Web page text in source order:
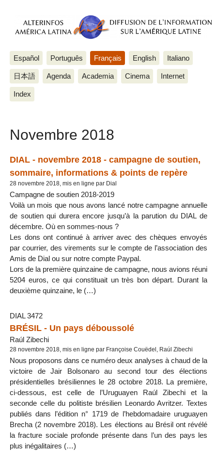
Español Português Français English Italiano
日本語 Agenda Academia Cinema Internet
Index
Novembre 2018
DIAL - novembre 2018 - campagne de soutien,
sommaire, informations & points de repère
28 novembre 2018, mis en ligne par Dial
Campagne de soutien 2018-2019
Voilà un mois que nous avons lancé notre campagne annuelle
de soutien qui durera encore jusqu’à la parution du DIAL de
décembre. Où en sommes-nous ?
Les dons ont continué à arriver avec des chèques envoyés
par courrier, des virements sur le compte de l’association des
Amis de Dial ou sur notre compte Paypal.
Lors de la première quinzaine de campagne, nous avions réuni
5204 euros, ce qui constituait un très bon départ. Durant la
deuxième quinzaine, le (…)
DIAL 3472
BRÉSIL - Un pays déboussolé
Raúl Zibechi
28 novembre 2018, mis en ligne par Françoise Couëdel, Raúl Zibechi
Nous proposons dans ce numéro deux analyses à chaud de la
victoire de Jair Bolsonaro au second tour des élections
présidentielles brésiliennes le 28 octobre 2018. La première,
ci-dessous, est celle de l’Uruguayen Raúl Zibechi et la
seconde celle du politiste brésilien Leonardo Avritzer. Textes
publiés dans l’édition n° 1719 de l’hebdomadaire uruguayen
Brecha (2 novembre 2018). Les élections au Brésil ont révélé
la fracture sociale profonde présente dans l’un des pays les
plus inégalitaires (…)